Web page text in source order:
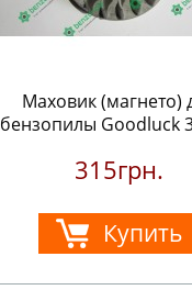
Маховик (магнето)
бензопилы Goodluck
315грн.
Купить